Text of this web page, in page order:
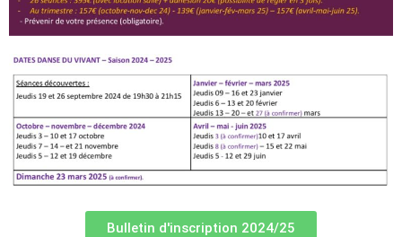
Bulletin d'inscription 2024/25